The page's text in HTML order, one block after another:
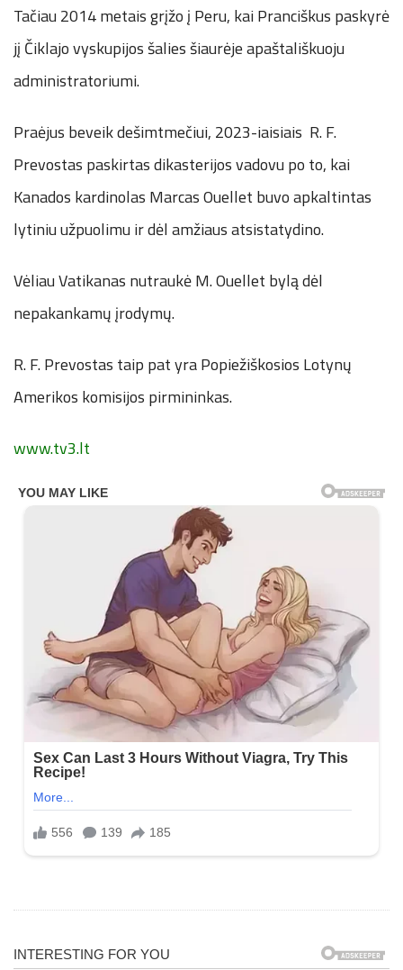
Tačiau 2014 metais grįžo į Peru, kai Pranciškus paskyrė
jį Čiklajo vyskupijos šalies šiaurėje apaštališkuoju
administratoriumi.
Praėjus beveik dešimtmečiui, 2023-iaisiais R. F.
Prevostas paskirtas dikasterijos vadovu po to, kai
Kanados kardinolas Marcas Ouellet buvo apkaltintas
lytiniu užpuolimu ir dėl amžiaus atsistatydino.
Vėliau Vatikanas nutraukė M. Ouellet bylą dėl
nepakankamų įrodymų.
R. F. Prevostas taip pat yra Popiežiškosios Lotynų
Amerikos komisijos pirmininkas.
www.tv3.lt